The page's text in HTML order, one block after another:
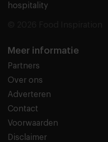
hospitality
Meer informatie
Partners
Over ons
Adverteren
Contact
Voorwaarden
Disclaimer